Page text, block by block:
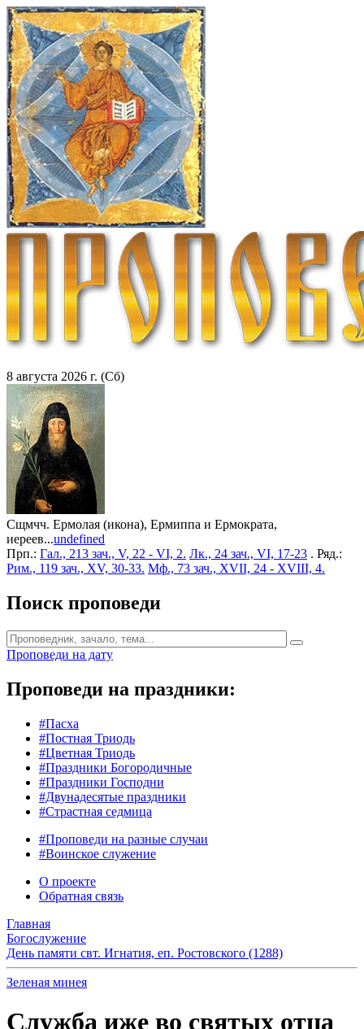
8 августа 2026 г. (Сб)
Сщмчч. Ермолая (икона), Ермиппа и Ермократа,
иереев...undefined
Прп.: Гал., 213 зач., V, 22 - VI, 2. Лк., 24 зач., VI, 17-23 . Ряд.:
Рим., 119 зач., XV, 30-33. Мф., 73 зач., XVII, 24 - XVIII, 4.
Поиск проповеди
Проповеди на дату
Проповеди на праздники:
#Пасха
#Постная Триодь
#Цветная Триодь
#Праздники Богородичные
#Праздники Господни
#Двунадесятые праздники
#Страстная седмица
#Проповеди на разные случаи
#Воинское служение
О проекте
Обратная связь
Главная
Богослужение
День памяти свт. Игнатия, еп. Ростовского (1288)
Зеленая минея
Служба иже во святых отца